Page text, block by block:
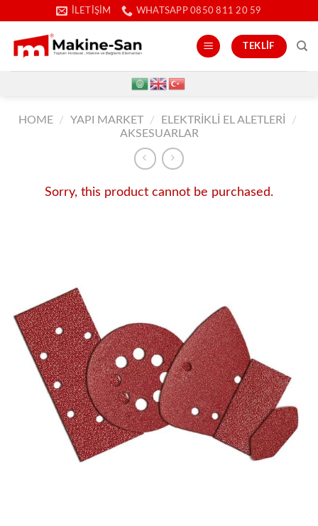
İLETIŞIM WHATSAPP 0850 811 20 59
TEKLIF
HOME / YAPI MARKET / ELEKTRIKLI EL ALETLERI
/
AKSESUARLAR
Sorry, this product cannot be purchased.